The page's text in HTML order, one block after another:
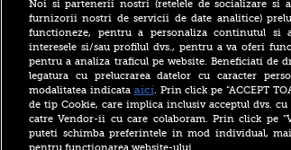
La aproape 100 de
acrobații pe aripa
avion. Povestea
a lui Elizabeth
VIDEO
De ce Bulgaria are
record la Kozlodui
de secetă, în timp ce
România importă
Moment istoric pentru
Noi si partenerii nostri (retelele de socializare si
furnizorii nostri de servicii de date analitice)
functioneze, pentru a personaliza continutul si
interesele si/sau profilul dvs., pentru a va oferi
pentru a analiza traficul pe website. Beneficiati de
legatura cu prelucrarea datelor cu caracter
modalitatea indicata aici. Prin click pe “ACCEPT
de tip Cookie, care implica inclusiv acceptul dvs.
catre Vendor-ii cu care colaboram. Prin click pe
puteti schimba preferintele in mod individual,